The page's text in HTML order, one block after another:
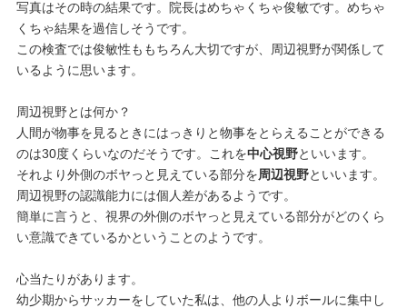
写真はその時の結果です。院長はめちゃくちゃ俊敏です。めちゃ
くちゃ結果を過信しそうです。
この検査では俊敏性ももちろん大切ですが、周辺視野が関係して
いるように思います。
周辺視野とは何か？
人間が物事を見るときにはっきりと物事をとらえることができる
のは30度くらいなのだそうです。これを中心視野といいます。
それより外側のボヤっと見えている部分を周辺視野といいます。
周辺視野の認識能力には個人差があるようです。
簡単に言うと、視界の外側のボヤっと見えている部分がどのくら
い意識できているかということのようです。
心当たりがあります。
幼少期からサッカーをしていた私は、他の人よりボールに集中し